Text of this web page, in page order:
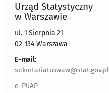
Urząd Statystyczny
w Warszawie
ul. 1 Sierpnia 21
02-134 Warszawa
E-mail:
sekretariatuswaw@stat.gov.pl
e-PUAP